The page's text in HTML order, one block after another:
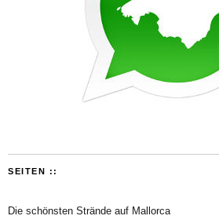
SEITEN ::
Die schönsten Strände auf Mallorca